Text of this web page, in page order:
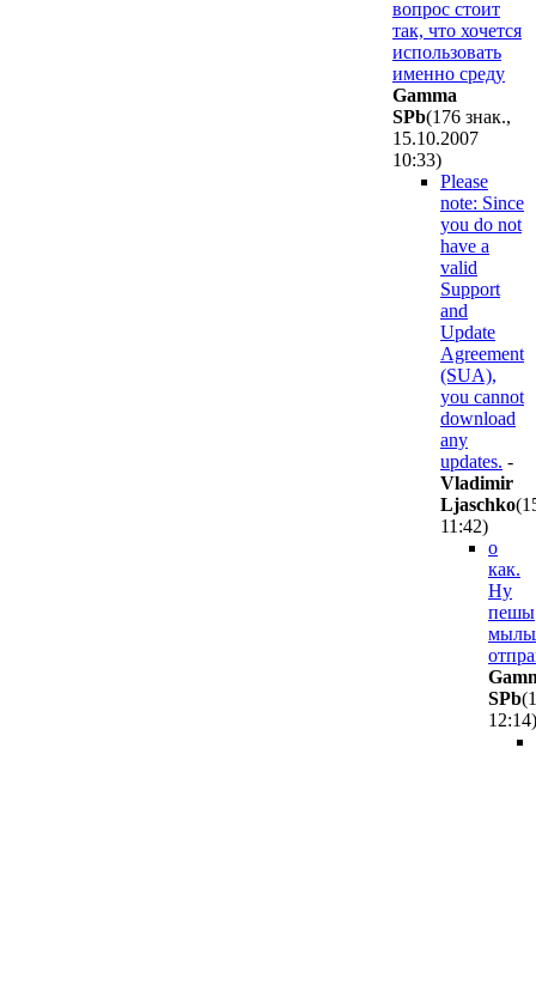
вопрос стоит
так, что хочется
использовать
именно среду
Gamma
SPb(176 знак.,
15.10.2007
10:33)
Please
note: Since
you do not
have a
valid
Support
and
Update
Agreement
(SUA),
you cannot
download
any
updates. -
Vladimir
Ljaschko
11:42)
о
как.
Ну
пешы
SPb
12:14)